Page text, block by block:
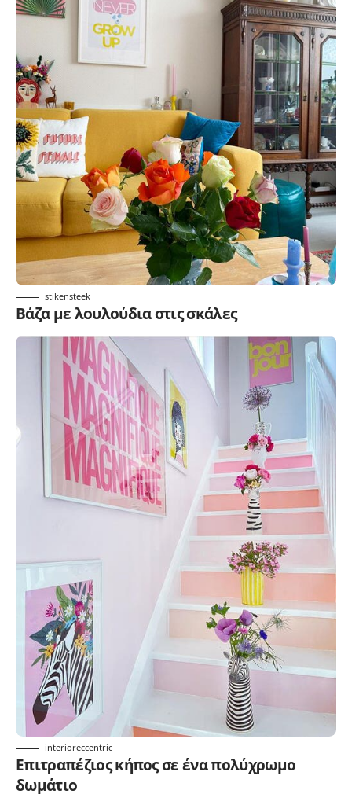
stikensteek
Βάζα με λουλούδια στις σκάλες
interioreccentric
Επιτραπέζιος κήπος σε ένα πολύχρωμο
δωμάτιο